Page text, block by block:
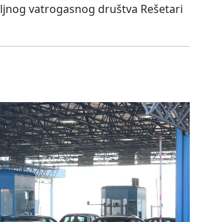
vatrogasnog društva Rešetari